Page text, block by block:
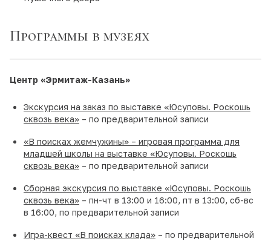
Программы в музеях
Центр «Эрмитаж-Казань»
Экскурсия на заказ по выставке «Юсуповы. Роскошь
сквозь века» – по предварительной записи
«В поисках жемчужины» – игровая программа для
младшей школы на выставке «Юсуповы. Роскошь
сквозь века» – по предварительной записи
Сборная экскурсия по выставке «Юсуповы. Роскошь
сквозь века» – пн-чт в 13:00 и 16:00, пт в 13:00, сб-вс
в 16:00, по предварительной записи
Игра-квест «В поисках клада» – по предварительной